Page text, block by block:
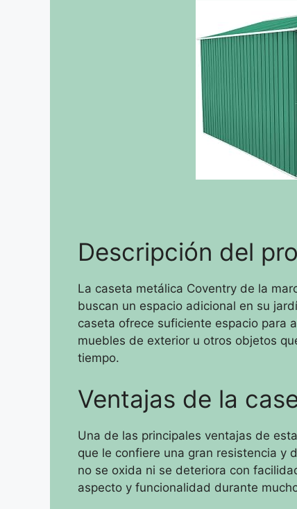
Descripción del
La caseta metálica Coventry de la
buscan un espacio adicional en su
caseta ofrece suficiente espacio para
muebles de exterior u otros objetos
tiempo.
Ventajas de la
Una de las principales ventajas de
que le confiere una gran resistencia y
no se oxida ni se deteriora con
aspecto y funcionalidad durante